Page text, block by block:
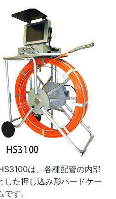
は、各種配管の内部
した押し込み形ハードケー
す。